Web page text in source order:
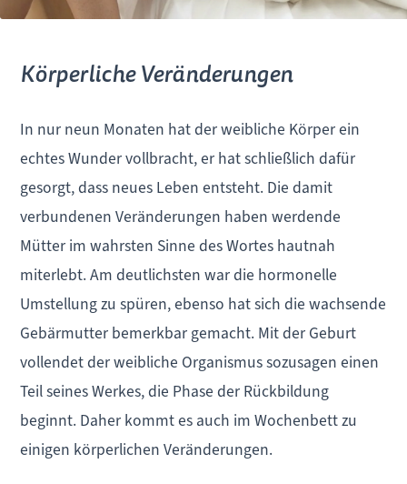
Körperliche Veränderungen
In nur neun Monaten hat der weibliche Körper ein
echtes Wunder vollbracht, er hat schließlich dafür
gesorgt, dass neues Leben entsteht. Die damit
verbundenen Veränderungen haben werdende
Mütter im wahrsten Sinne des Wortes hautnah
miterlebt. Am deutlichsten war die hormonelle
Umstellung zu spüren, ebenso hat sich die wachsende
Gebärmutter bemerkbar gemacht. Mit der Geburt
vollendet der weibliche Organismus sozusagen einen
Teil seines Werkes, die Phase der Rückbildung
beginnt. Daher kommt es auch im Wochenbett zu
einigen körperlichen Veränderungen.